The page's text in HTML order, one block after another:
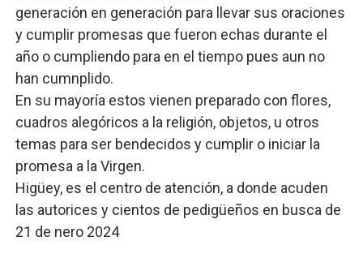
generación en generación para llevar sus oraciones
y cumplir promesas que fueron echas durante el
año o cumpliendo para en el tiempo pues aun no
han cumnplido.
En su mayoría estos vienen preparado con flores,
cuadros alegóricos a la religión, objetos, u otros
temas para ser bendecidos y cumplir o iniciar la
promesa a la Virgen.
Higüey, es el centro de atención, a donde acuden
las autorices y cientos de pedigüeños en busca de
21 de nero 2024